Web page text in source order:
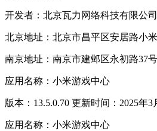
开发者：北京瓦力网络科技有限公司
北京地址：北京市昌平区安居路小
南京地址：南京市建邺区永初路37
应用名称：小米游戏中心
版本：13.5.0.70 更新时间：2025年3
应用名称：小米游戏中心